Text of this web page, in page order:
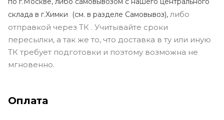
склада в г.Химки (см. в разделе Самовывоз), либо
отправкой через ТК . Учитывайте сроки
пересылки, а так же то, что доставка в ту или иную
ТК требует подготовки и поэтому возможна не
мгновенно.
Оплата